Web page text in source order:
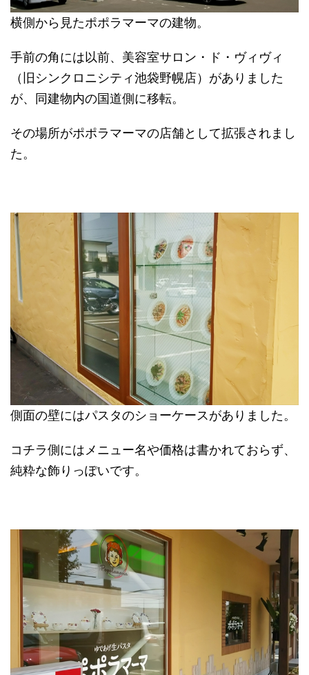
横側から見たポポラマーマの建物。
手前の角には以前、美容室サロン・ド・ヴィヴィ
（旧シンクロニシティ池袋野幌店）がありました
が、同建物内の国道側に移転。
その場所がポポラマーマの店舗として拡張されまし
た。
側面の壁にはパスタのショーケースがありました。
コチラ側にはメニュー名や価格は書かれておらず、
純粋な飾りっぽいです。